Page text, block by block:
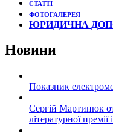
СТАТТІ
ФОТОГАЛЕРЕЯ
ЮРИДИЧНА
Новини
Показник
Сергій Мартинюк
літературної